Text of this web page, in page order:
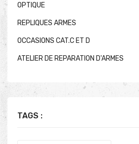
OPTIQUE
REPLIQUES ARMES
OCCASIONS CAT.C ET D
ATELIER DE REPARATION D'ARMES
TAGS :